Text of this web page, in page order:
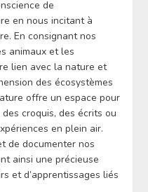
de
en nous incitant à
En consignant nos
animaux et les
lien avec la nature et
des écosystèmes
offre un espace pour
croquis, des écrits ou
en plein air.
de documenter nos
ainsi une précieuse
et d’apprentissages liés